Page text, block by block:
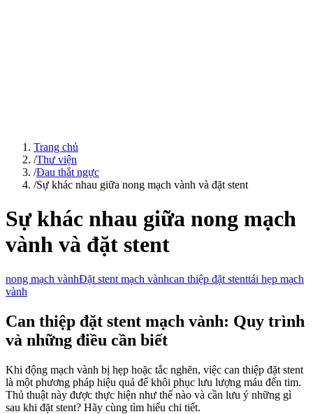
Trang chủ
/Thư viện
/Đau thắt ngực
/Sự khác nhau giữa nong mạch vành và đặt stent
Sự khác nhau giữa nong mạch
vành và đặt stent
nong mạch vànhĐặt stent mạch vànhcan thiệp đặt stenttái hẹp mạch
vành
Can thiệp đặt stent mạch vành: Quy trình
và những điều cần biết
Khi động mạch vành bị hẹp hoặc tắc nghẽn, việc can thiệp đặt stent
là một phương pháp hiệu quả để khôi phục lưu lượng máu đến tim.
Thủ thuật này được thực hiện như thế nào và cần lưu ý những gì
sau khi đặt stent? Hãy cùng tìm hiểu chi tiết.